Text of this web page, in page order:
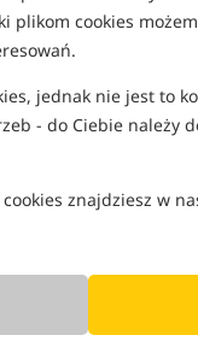
plikom cookies
jednak nie jest to
- do Ciebie należy
znajdziesz w
Trakker
5
otrzymujesz
4,0 Bestseller!